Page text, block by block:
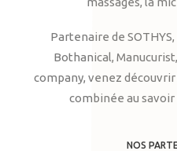
Partenaire de
Bothanical,
company, venez
combinée au
NOS